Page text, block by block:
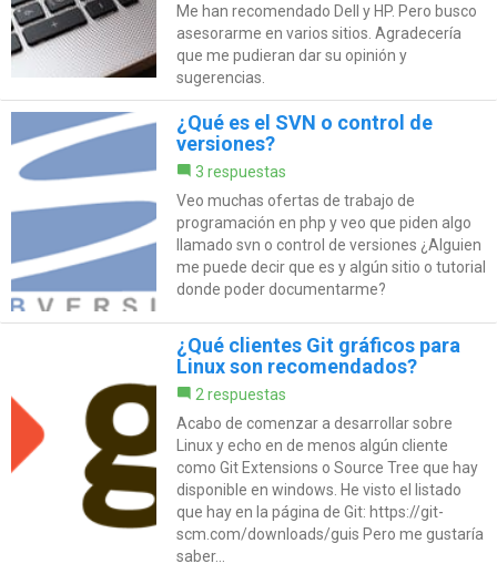
Me han recomendado Dell y HP. Pero busco
asesorarme en varios sitios. Agradecería
que me pudieran dar su opinión y
sugerencias.
¿Qué es el SVN o control de
versiones?
3 respuestas
Veo muchas ofertas de trabajo de
programación en php y veo que piden algo
llamado svn o control de versiones ¿Alguien
me puede decir que es y algún sitio o tutorial
donde poder documentarme?
¿Qué clientes Git gráficos para
Linux son recomendados?
2 respuestas
Acabo de comenzar a desarrollar sobre
Linux y echo en de menos algún cliente
como Git Extensions o Source Tree que hay
disponible en windows. He visto el listado
que hay en la página de Git: https://git-
scm.com/downloads/guis Pero me gustaría
saber...